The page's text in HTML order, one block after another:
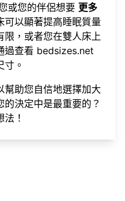
或您的伴侶想要 更多
可以顯著提高睡眠質量
，或者您在雙人床上
過查看 bedsizes.net
寸。
幫助您自信地選擇加大
決定中是最重要的？
！